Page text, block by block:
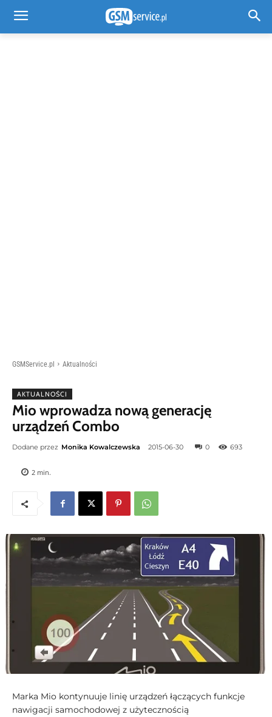
GSMService.pl Aktualności
AKTUALNOŚCI
Mio wprowadza nową generację
urządzeń Combo
Dodane przez Monika Kowalczewska 2015-06-30 0 693
2 min.
Marka Mio kontynuuje linię urządzeń łączących funkcje
nawigacji samochodowej z użytecznością